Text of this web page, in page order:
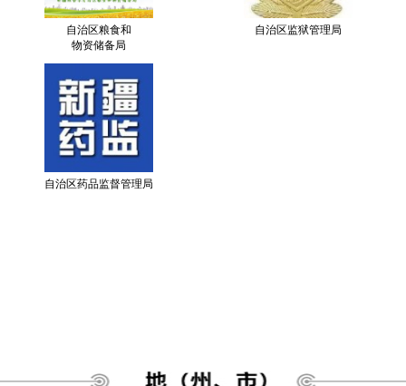
自治区粮食和
物资储备局
自治区监狱管理局
自治区药品监督管理局